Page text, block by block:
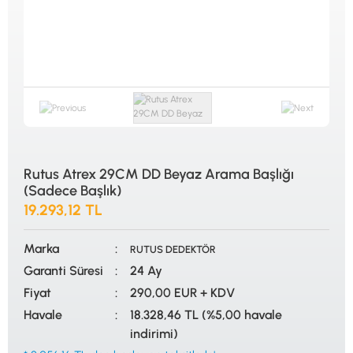
KULAKLIKLAR VE KULAKLIK BAĞLANTI
AKSESUARLARI
ŞAFTLAR VE ŞAFT AKSESUARLARI
KILIFLAR
GARRETT
NOKTA
DETECH
KONYA Showroom
İhasaniye Mahallesi Vatan Caddesi Adalhan
İş Hanı 15/704 Selçuklu/KONYA
İSTANBUL
Rutus Atrex 29CM DD Beyaz Arama Başlığı
(Sadece Başlık)
19.293,12 TL
Marka RUTUS DEDEKTÖR
Garanti Süresi
24 Ay
Fiyat
290,00 EUR + KDV
Havale
18.328,46 TL (%5,00 havale
indirimi)